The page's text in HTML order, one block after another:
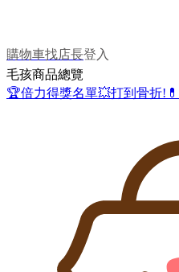
購物車找店長登入
毛孩商品總覽
🏆倍力得獎名單💥打到骨折!